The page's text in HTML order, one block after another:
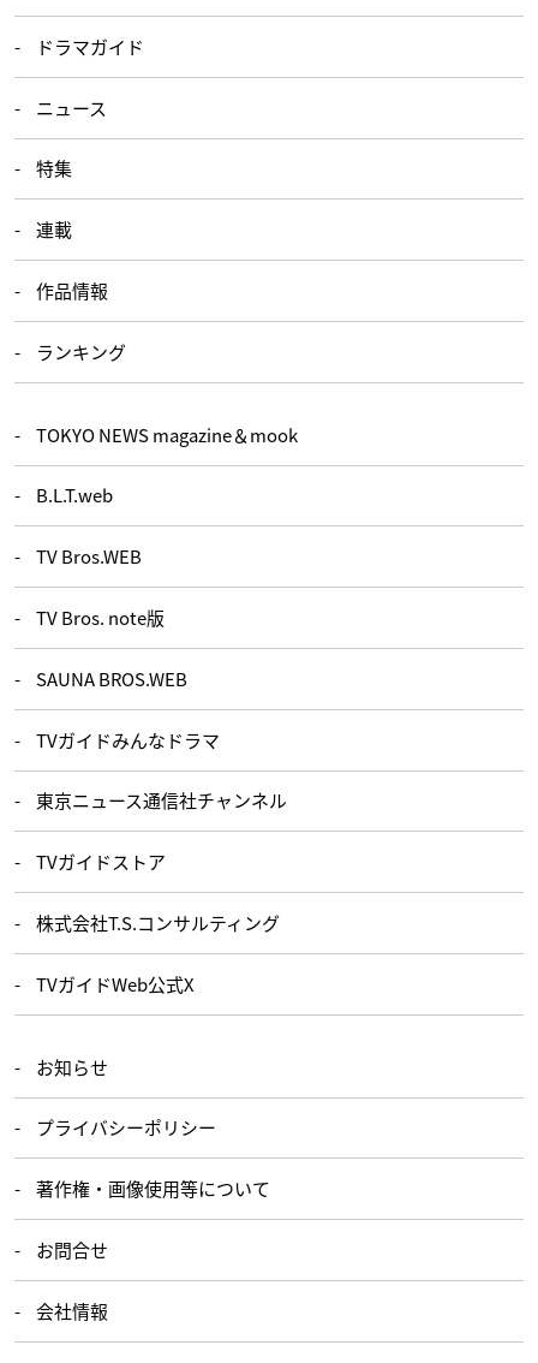
ドラマガイド
ニュース
特集
連載
作品情報
ランキング
TOKYO NEWS magazine＆mook
B.L.T.web
TV Bros.WEB
TV Bros. note版
SAUNA BROS.WEB
TVガイドみんなドラマ
東京ニュース通信社チャンネル
TVガイドストア
株式会社T.S.コンサルティング
TVガイドWeb公式X
お知らせ
プライバシーポリシー
著作権・画像使用等について
お問合せ
会社情報